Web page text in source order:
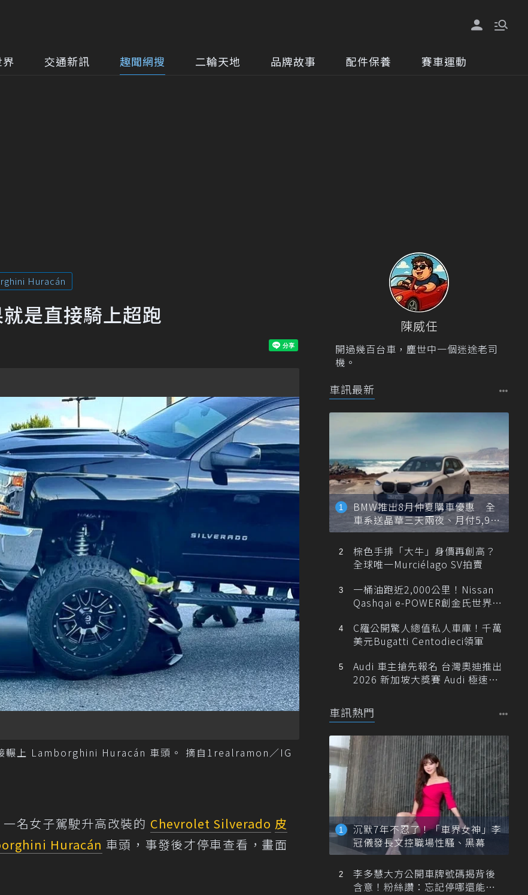
交通新訊 趣聞網搜 二輪天地 品牌故事 配件保養 賽車運動
Huracán
是直接騎上超跑
上 Lamborghini Huracán 車頭。 摘自1realramon／IG
名女子駕駛升高改裝的 Chevrolet Silverado 皮
Huracán 車頭，事發後才停車查看，畫面
陳威任
開過幾百台車，塵世中一個迷途老司
機。
車訊最新
BMW推出8月仲夏購車優惠 全
車系送晶華三天兩夜、月付5,900
元起
棕色手排「大牛」身價再創高？
全球唯一Murciélago SV拍賣
一桶油跑近2,000公里！Nissan
Qashqai e-POWER創金氏世界紀
C羅公開驚人總值私人車庫！千萬
美元Bugatti Centodieci領軍
Audi 車主搶先報名 台灣奧迪推出
2026 新加坡大獎賽 Audi 極速之
車訊熱門
沉默7年不忍了！「車界女神」李
冠儀發長文控職場性騷、黑幕
李多慧大方公開車牌號碼揭背後
含意！粉絲讚：忘記停哪還能幫